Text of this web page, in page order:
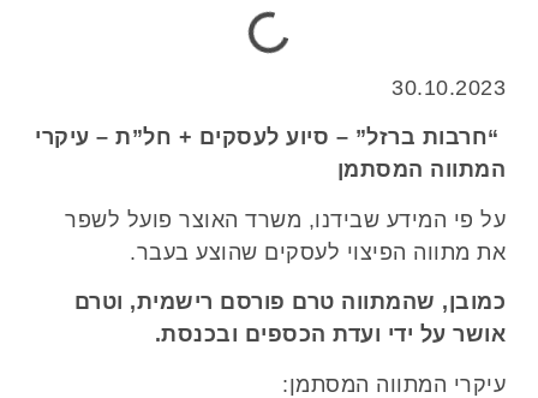
30.10.2023
“חרבות ברזל” – סיוע לעסקים + חל”ת – עיקרי
המתווה המסתמן
על פי המידע שבידנו, משרד האוצר פועל לשפר
את מתווה הפיצוי לעסקים שהוצע בעבר.
כמובן, שהמתווה טרם פורסם רישמית, וטרם
אושר על ידי ועדת הכספים ובכנסת.
עיקרי המתווה המסתמן: